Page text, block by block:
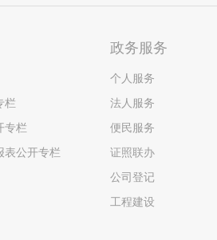
栏
专栏
表公开专栏
政务服务
个人服务
法人服务
便民服务
证照联办
公司登记
工程建设